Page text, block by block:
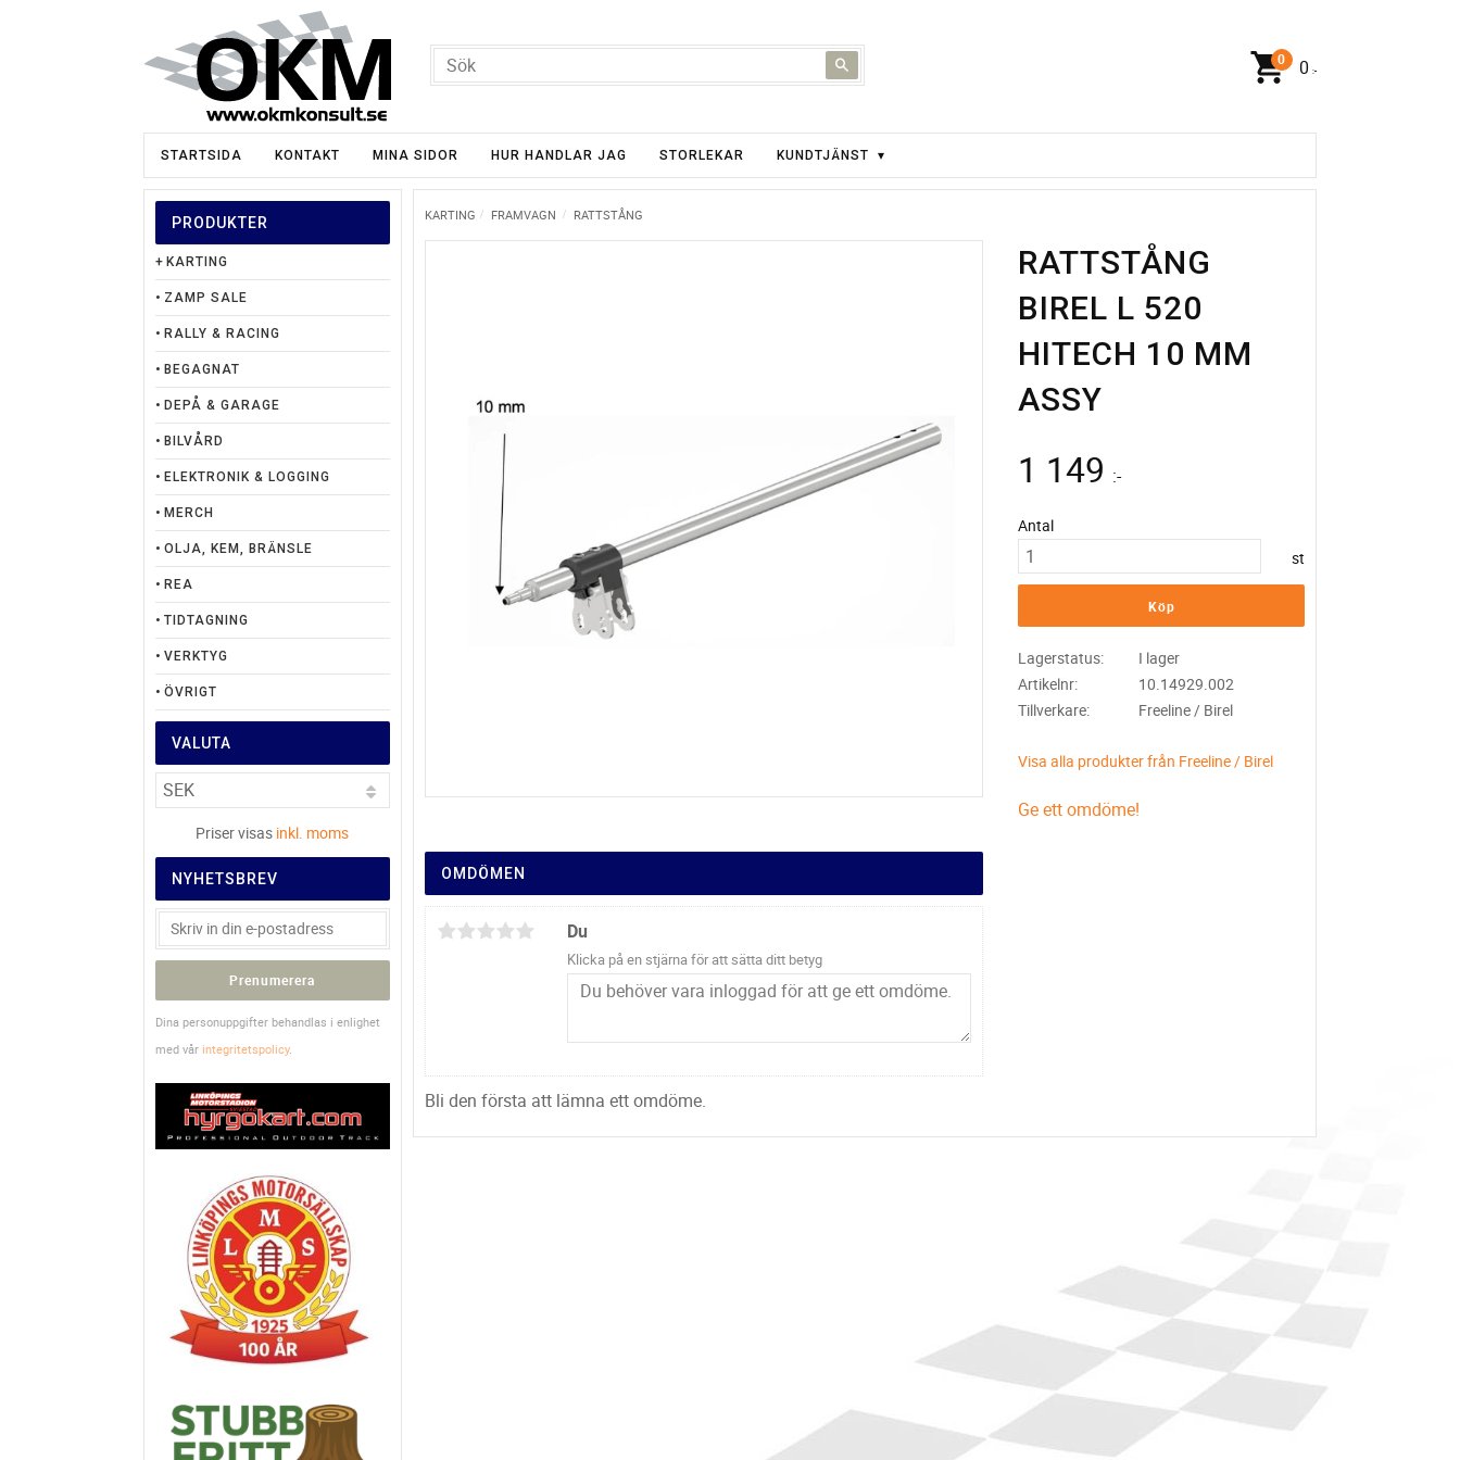
0 :-
STARTSIDA KONTAKT MINA SIDOR HUR HANDLAR JAG STORLEKAR KUNDTJÄNST
KARTING FRAMVAGN RATTSTÅNG
RATTSTÅNG
BIREL L 520
HITECH 10 MM
ASSY
1 149 :-
Antal
st
Köp
Lagerstatus
I lager
Artikelnr
10.14929.002
Tillverkare
Freeline / Birel
Visa alla produkter från Freeline / Birel
Ge ett omdöme!
OMDÖMEN
Du
Klicka på en stjärna för att sätta ditt betyg
Bli den första att lämna ett omdöme.
PRODUKTER
KARTING
ZAMP SALE
RALLY & RACING
BEGAGNAT
DEPÅ & GARAGE
BILVÅRD
ELEKTRONIK & LOGGING
MERCH
OLJA, KEM, BRÄNSLE
REA
TIDTAGNING
VERKTYG
ÖVRIGT
VALUTA
Priser visas inkl. moms
NYHETSBREV
Prenumerera
Dina personuppgifter behandlas i enlighet
med vår integritetspolicy.